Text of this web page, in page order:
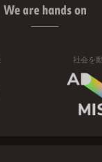
We are hands on
社会を